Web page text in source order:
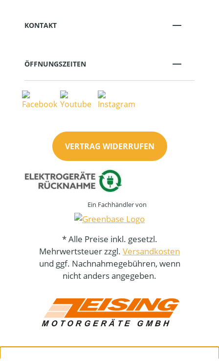
KONTAKT
ÖFFNUNGSZEITEN
VERTRAG WIDERRUFEN
Ein Fachhändler von
* Alle Preise inkl. gesetzl.
Mehrwertsteuer zzgl. Versandkosten
und ggf. Nachnahmegebühren, wenn
nicht anders angegeben.